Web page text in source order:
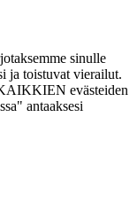
sinulle
ja toistuvat vierailut.
evästeiden
antaaksesi